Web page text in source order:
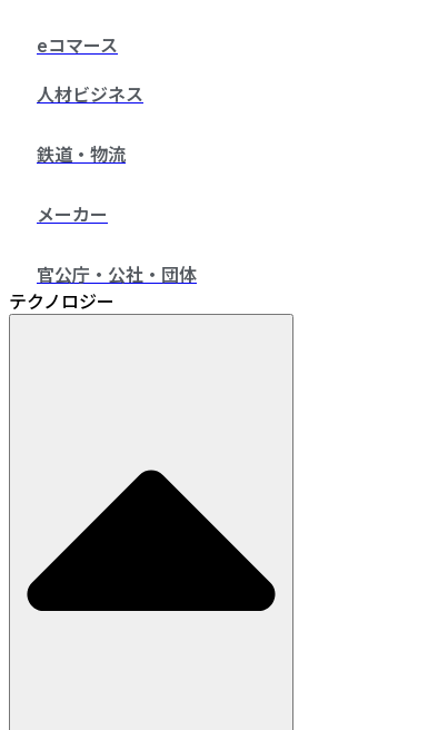
eコマース
人材ビジネス
鉄道・物流
メーカー
官公庁・公社・団体
テクノロジー